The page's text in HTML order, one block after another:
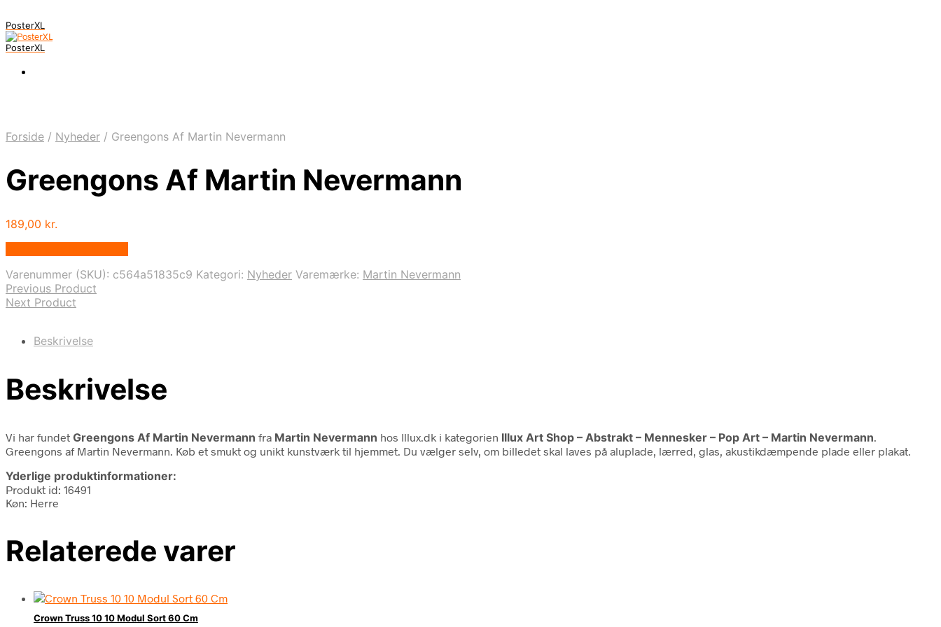
PosterXL
PosterXL
Forside / Nyheder / Greengons Af Martin Nevermann
Greengons Af Martin Nevermann
189,00 kr.
Varenummer (SKU): c564a51835c9 Kategori: Nyheder Varemærke: Martin Nevermann
Previous Product
Next Product
Beskrivelse
Beskrivelse
Vi har fundet Greengons Af Martin Nevermann fra Martin Nevermann hos Illux.dk i kategorien Illux Art Shop – Abstrakt – Mennesker – Pop Art – Martin Nevermann
Greengons af Martin Nevermann. Køb et smukt og unikt kunstværk til hjemmet. Du vælger selv, om billedet skal laves på aluplade, lærred, glas, akustikdæmpende plade eller plakat.
Yderlige produktinformationer:
Produkt id: 16491
Køn: Herre
Relaterede varer
Crown Truss 10 10 Modul Sort 60 Cm